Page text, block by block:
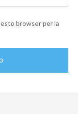
browser per la